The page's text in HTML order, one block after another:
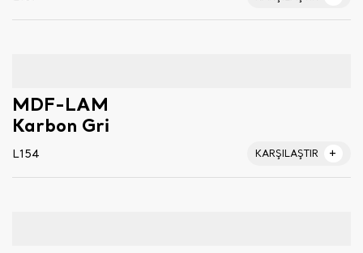
MDF-LAM
Karbon Gri
L154 KARŞILAŞTIR